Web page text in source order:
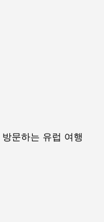
문하는 유럽 여행